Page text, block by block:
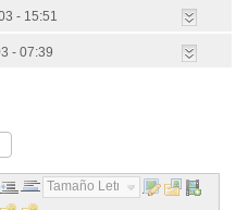
- 15:51
- 07:39
Tamaño Letra...